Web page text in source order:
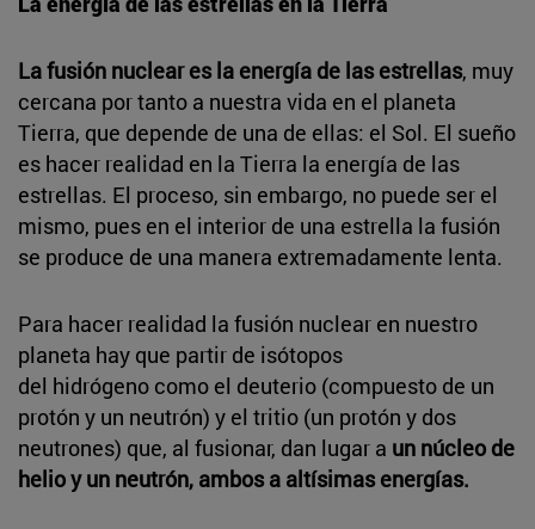
La fusión nuclear es la energía de las estrellas, muy
cercana por tanto a nuestra vida en el planeta
Tierra, que depende de una de ellas: el Sol. El sueño
es hacer realidad en la Tierra la energía de las
estrellas. El proceso, sin embargo, no puede ser el
mismo, pues en el interior de una estrella la fusión
se produce de una manera extremadamente lenta.
Para hacer realidad la fusión nuclear en nuestro
planeta hay que partir de isótopos
del hidrógeno como el deuterio (compuesto de un
protón y un neutrón) y el tritio (un protón y dos
neutrones) que, al fusionar, dan lugar a un núcleo de
helio y un neutrón, ambos a altísimas energías.